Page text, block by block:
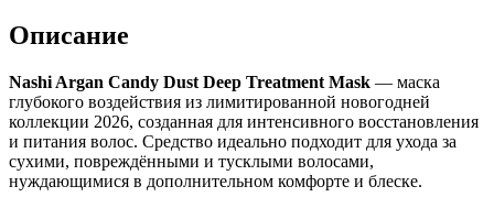
Описание
Nashi Argan Candy Dust Deep Treatment Mask — маска
глубокого воздействия из лимитированной новогодней
коллекции 2026, созданная для интенсивного восстановления
и питания волос. Средство идеально подходит для ухода за
сухими, повреждёнными и тусклыми волосами,
нуждающимися в дополнительном комфорте и блеске.